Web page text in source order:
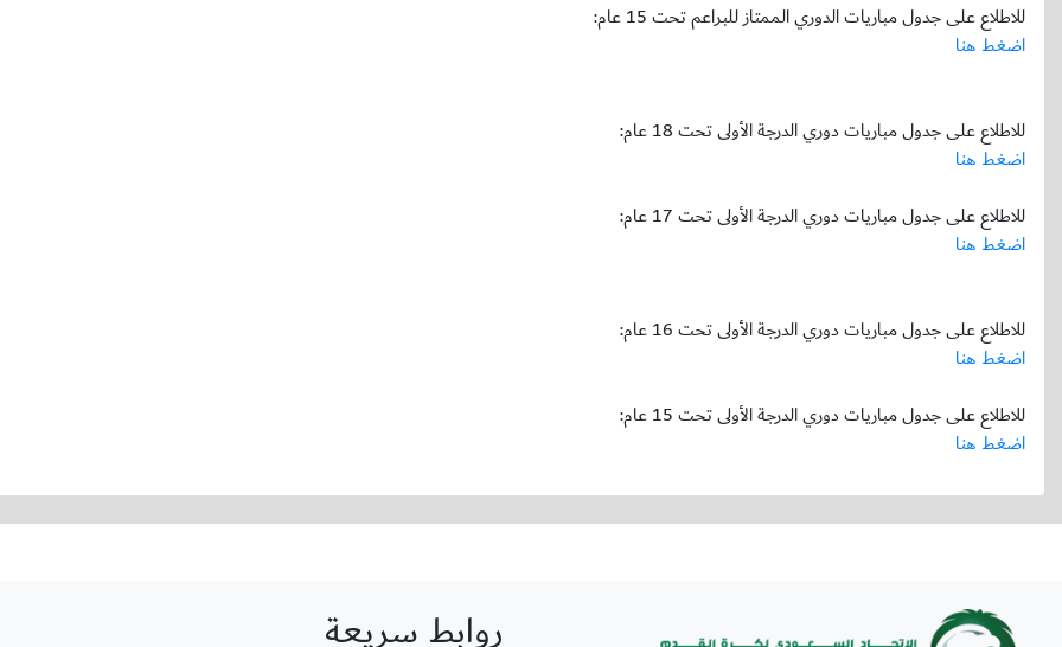
للاطلاع على جدول مباريات الدوري الممتاز للبراعم تحت 15 عام:
اضغط هنا
للاطلاع على جدول مباريات دوري الدرجة الأولى تحت 18 عام:
اضغط هنا
للاطلاع على جدول مباريات دوري الدرجة الأولى تحت 17 عام:
اضغط هنا
للاطلاع على جدول مباريات دوري الدرجة الأولى تحت 16 عام:
اضغط هنا
للاطلاع على جدول مباريات دوري الدرجة الأولى تحت 15 عام:
اضغط هنا
روابط سريعة